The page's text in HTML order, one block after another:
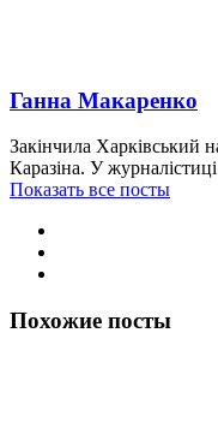
Ганна Макаренко
Закінчила Харківський
Каразіна. У
Показать все посты
Похожие посты